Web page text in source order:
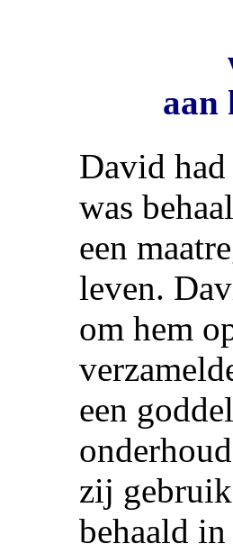
aan
David
was
een
leven.
om hem
een
zij
behaald